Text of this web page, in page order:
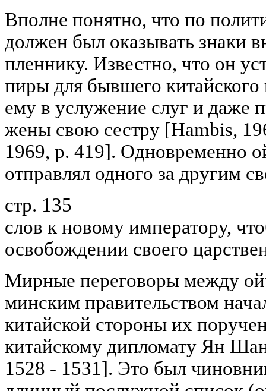
Вполне понятно, что по
должен был оказывать знаки
пленнику. Известно, что он
пиры для бывшего китайского
ему в услужение слуг и даже
жены свою сестру [Hambis,
1969, р. 419]. Одновременно
отправлял одного за другим
стр. 135
слов к новому императору,
освобождении своего
Мирные переговоры между
минским правительством
китайской стороны их
китайскому дипломату Ян
1528 - 1531]. Это был